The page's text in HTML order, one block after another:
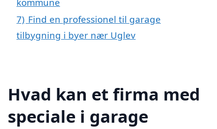
7) Find en professionel til garage
tilbygning i byer nær Uglev
Hvad kan et firma med
speciale i garage